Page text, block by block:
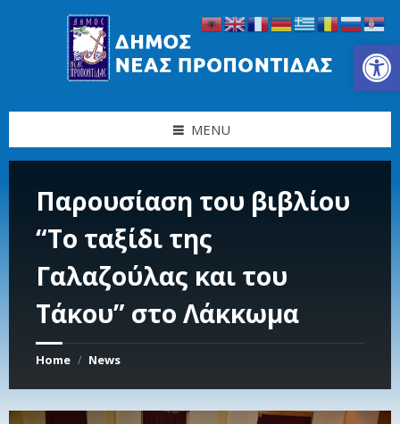
Ανοίξτε τη γραμμή εργαλείων
MENU
Παρουσίαση του βιβλίου
“Το ταξίδι της
Γαλαζούλας και του
Τάκου” στο Λάκκωμα
Home / News